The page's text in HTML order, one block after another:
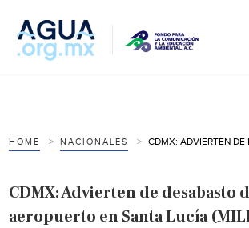
HOME NACIONALES
CDMX: Advierten de desabasto
aeropuerto en Santa Lucía